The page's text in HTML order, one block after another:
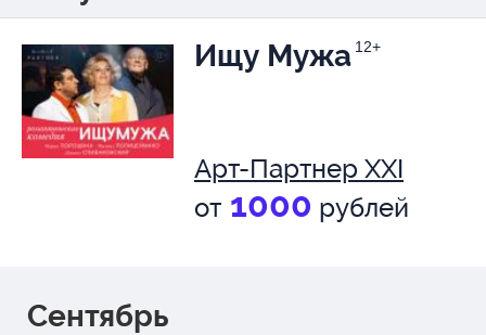
Ищу Мужа 12+
Арт-Партнер XXI
от 1000 рублей
Сентябрь